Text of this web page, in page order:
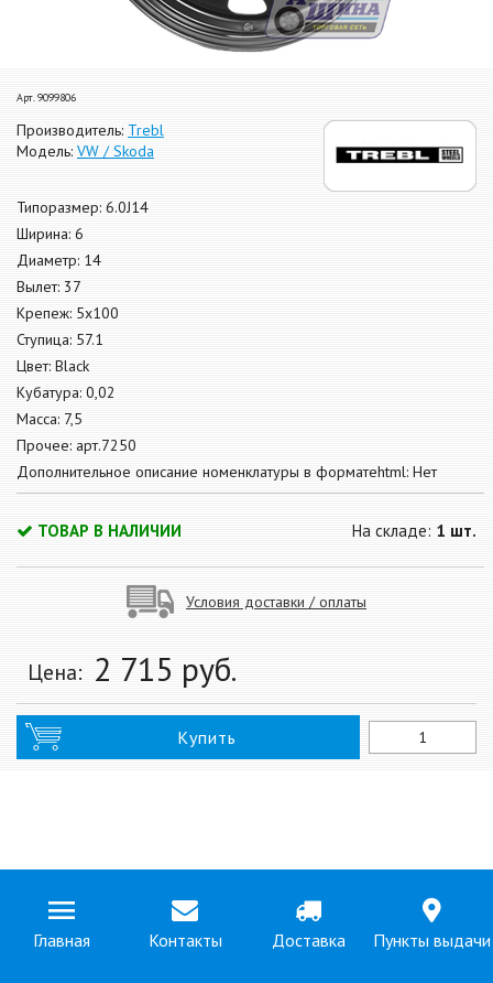
Арт. 9099806
Производитель: Trebl
Модель: VW / Skoda
Типоразмер: 6.0J14
Ширина: 6
Диаметр: 14
Вылет: 37
Крепеж: 5x100
Ступица: 57.1
Цвет: Black
Кубатура: 0,02
Масса: 7,5
Прочее: арт.7250
Дополнительное описание номенклатуры в форматеhtml: Нет
ТОВАР В НАЛИЧИИ На складе: 1 шт.
Условия доставки / оплаты
Цена: 2 715 руб.
Купить
Главная Контакты Доставка Пункты выдачи